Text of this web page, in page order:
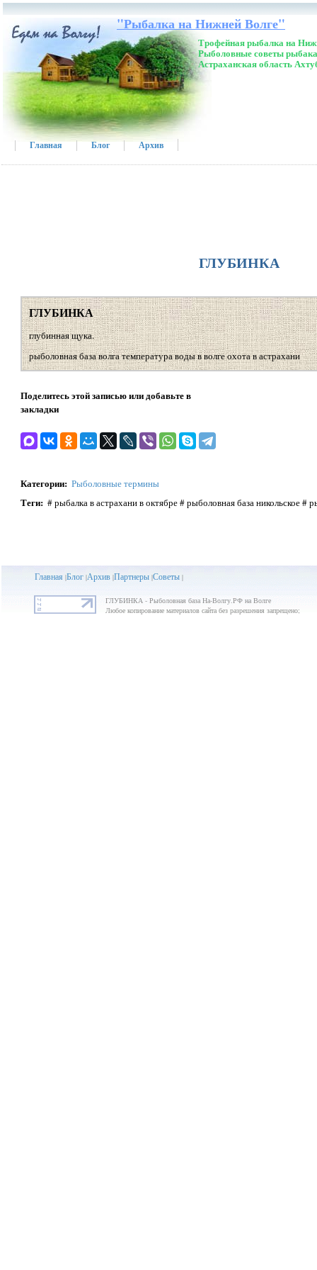
"Рыбалка на Нижней Волге"
Трофейная рыбалка на
Рыболовные советы
Астраханская область
Главная Блог Архив
ГЛУБИНКА
ГЛУБИНКА
глубинная щука.
рыболовная база волга температура воды в волге охота в астрахани
Поделитесь этой записью или добавьте в
закладки
Категории: Рыболовные термины
Теги: # рыбалка в астрахани в октябре # рыболовная база никольское #
Главная |Блог|Архив|Партнеры|Советы|
ГЛУБИНКА - Рыболовная база На-Волгу.РФ на Волге
Любое копирование материалов сайта без разрешения запрещено;